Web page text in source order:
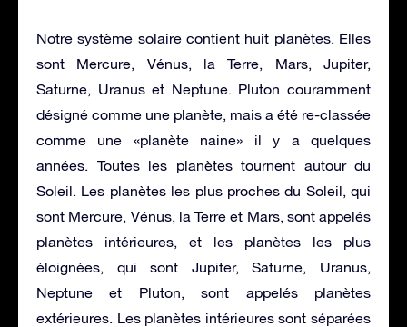
Notre système solaire contient huit planètes. Elles
sont Mercure, Vénus, la Terre, Mars, Jupiter,
Saturne, Uranus et Neptune. Pluton couramment
désigné comme une planète, mais a été re-classée
comme une «planète naine» il y a quelques
années. Toutes les planètes tournent autour du
Soleil. Les planètes les plus proches du Soleil, qui
sont Mercure, Vénus, la Terre et Mars, sont appelés
planètes intérieures, et les planètes les plus
éloignées, qui sont Jupiter, Saturne, Uranus,
Neptune et Pluton, sont appelés planètes
extérieures. Les planètes intérieures sont séparées